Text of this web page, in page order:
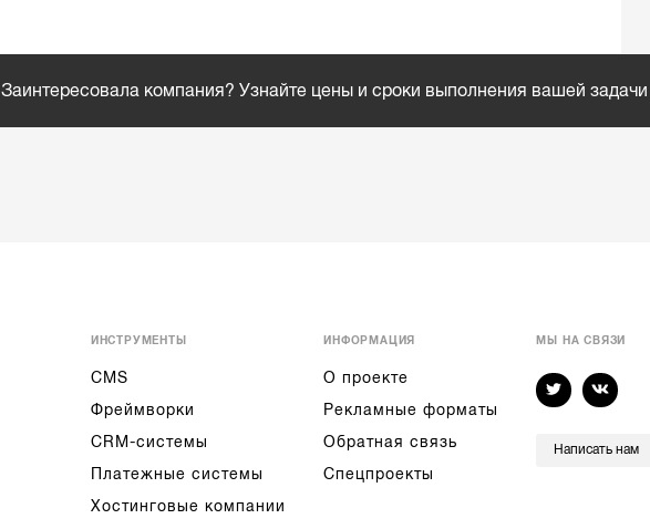
Заинтересовала компания? Узнайте цены и сроки выполнения вашей задачи
ИНСТРУМЕНТЫ
CMS
Фреймворки
CRM-системы
Платежные системы
Хостинговые компании
ИНФОРМАЦИЯ
О проекте
Рекламные форматы
Обратная связь
Спецпроекты
МЫ НА СВЯЗИ
Написать нам